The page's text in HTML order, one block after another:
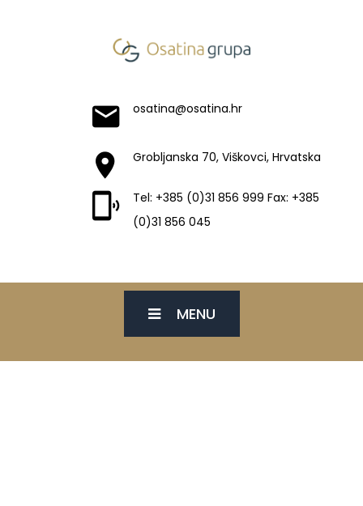
osatina@osatina.hr
Grobljanska 70, Viškovci, Hrvatska
Tel: +385 (0)31 856 999 Fax: +385
(0)31 856 045
MENU